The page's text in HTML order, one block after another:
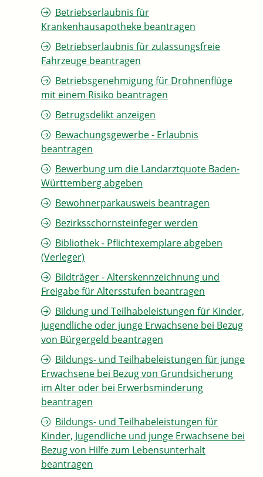
Betriebserlaubnis für
Krankenhausapotheke beantragen
Betriebserlaubnis für zulassungsfreie
Fahrzeuge beantragen
Betriebsgenehmigung für Drohnenflüge
mit einem Risiko beantragen
Betrugsdelikt anzeigen
Bewachungsgewerbe - Erlaubnis
beantragen
Bewerbung um die Landarztquote Baden-
Württemberg abgeben
Bewohnerparkausweis beantragen
Bezirksschornsteinfeger werden
Bibliothek - Pflichtexemplare abgeben
(Verleger)
Bildträger - Alterskennzeichnung und
Freigabe für Altersstufen beantragen
Bildung und Teilhabeleistungen für Kinder,
Jugendliche oder junge Erwachsene bei Bezug
von Bürgergeld beantragen
Bildungs- und Teilhabeleistungen für junge
Erwachsene bei Bezug von Grundsicherung
im Alter oder bei Erwerbsminderung
beantragen
Bildungs- und Teilhabeleistungen für
Kinder, Jugendliche und junge Erwachsene bei
Bezug von Hilfe zum Lebensunterhalt
beantragen